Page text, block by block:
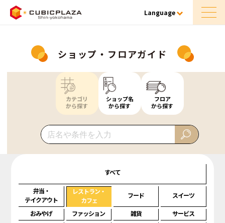
Language
ショップ・フロアガイド
カテゴリ
から探す
ショップ名
から探す
フロア
から探す
すべて
弁当・
テイクアウト
レストラン・
カフェ
フード スイーツ
おみやげ ファッション 雑貨
サービス